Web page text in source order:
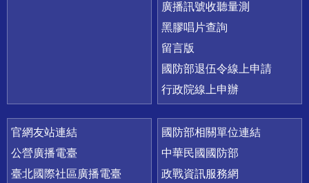
廣播訊號收聽量測
黑膠唱片查詢
留言版
國防部退伍令線上申請
行政院線上申辦
官網友站連結
公營廣播電臺
臺北國際社區廣播電臺
國防部相關單位連結
中華民國國防部
政戰資訊服務網